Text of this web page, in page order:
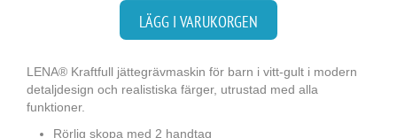
LÄGG I VARUKORGEN
LENA® Kraftfull jättegrävmaskin för barn i vitt-gult i modern
detaljdesign och realistiska färger, utrustad med alla
funktioner.
Rörlig skopa med 2 handtag